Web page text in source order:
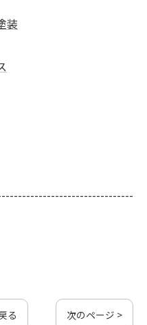
装
る 次のページ >